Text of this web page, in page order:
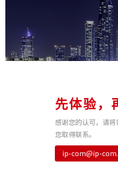
先体验，
感谢您的认可，请
您取得联系。
ip-com@ip-